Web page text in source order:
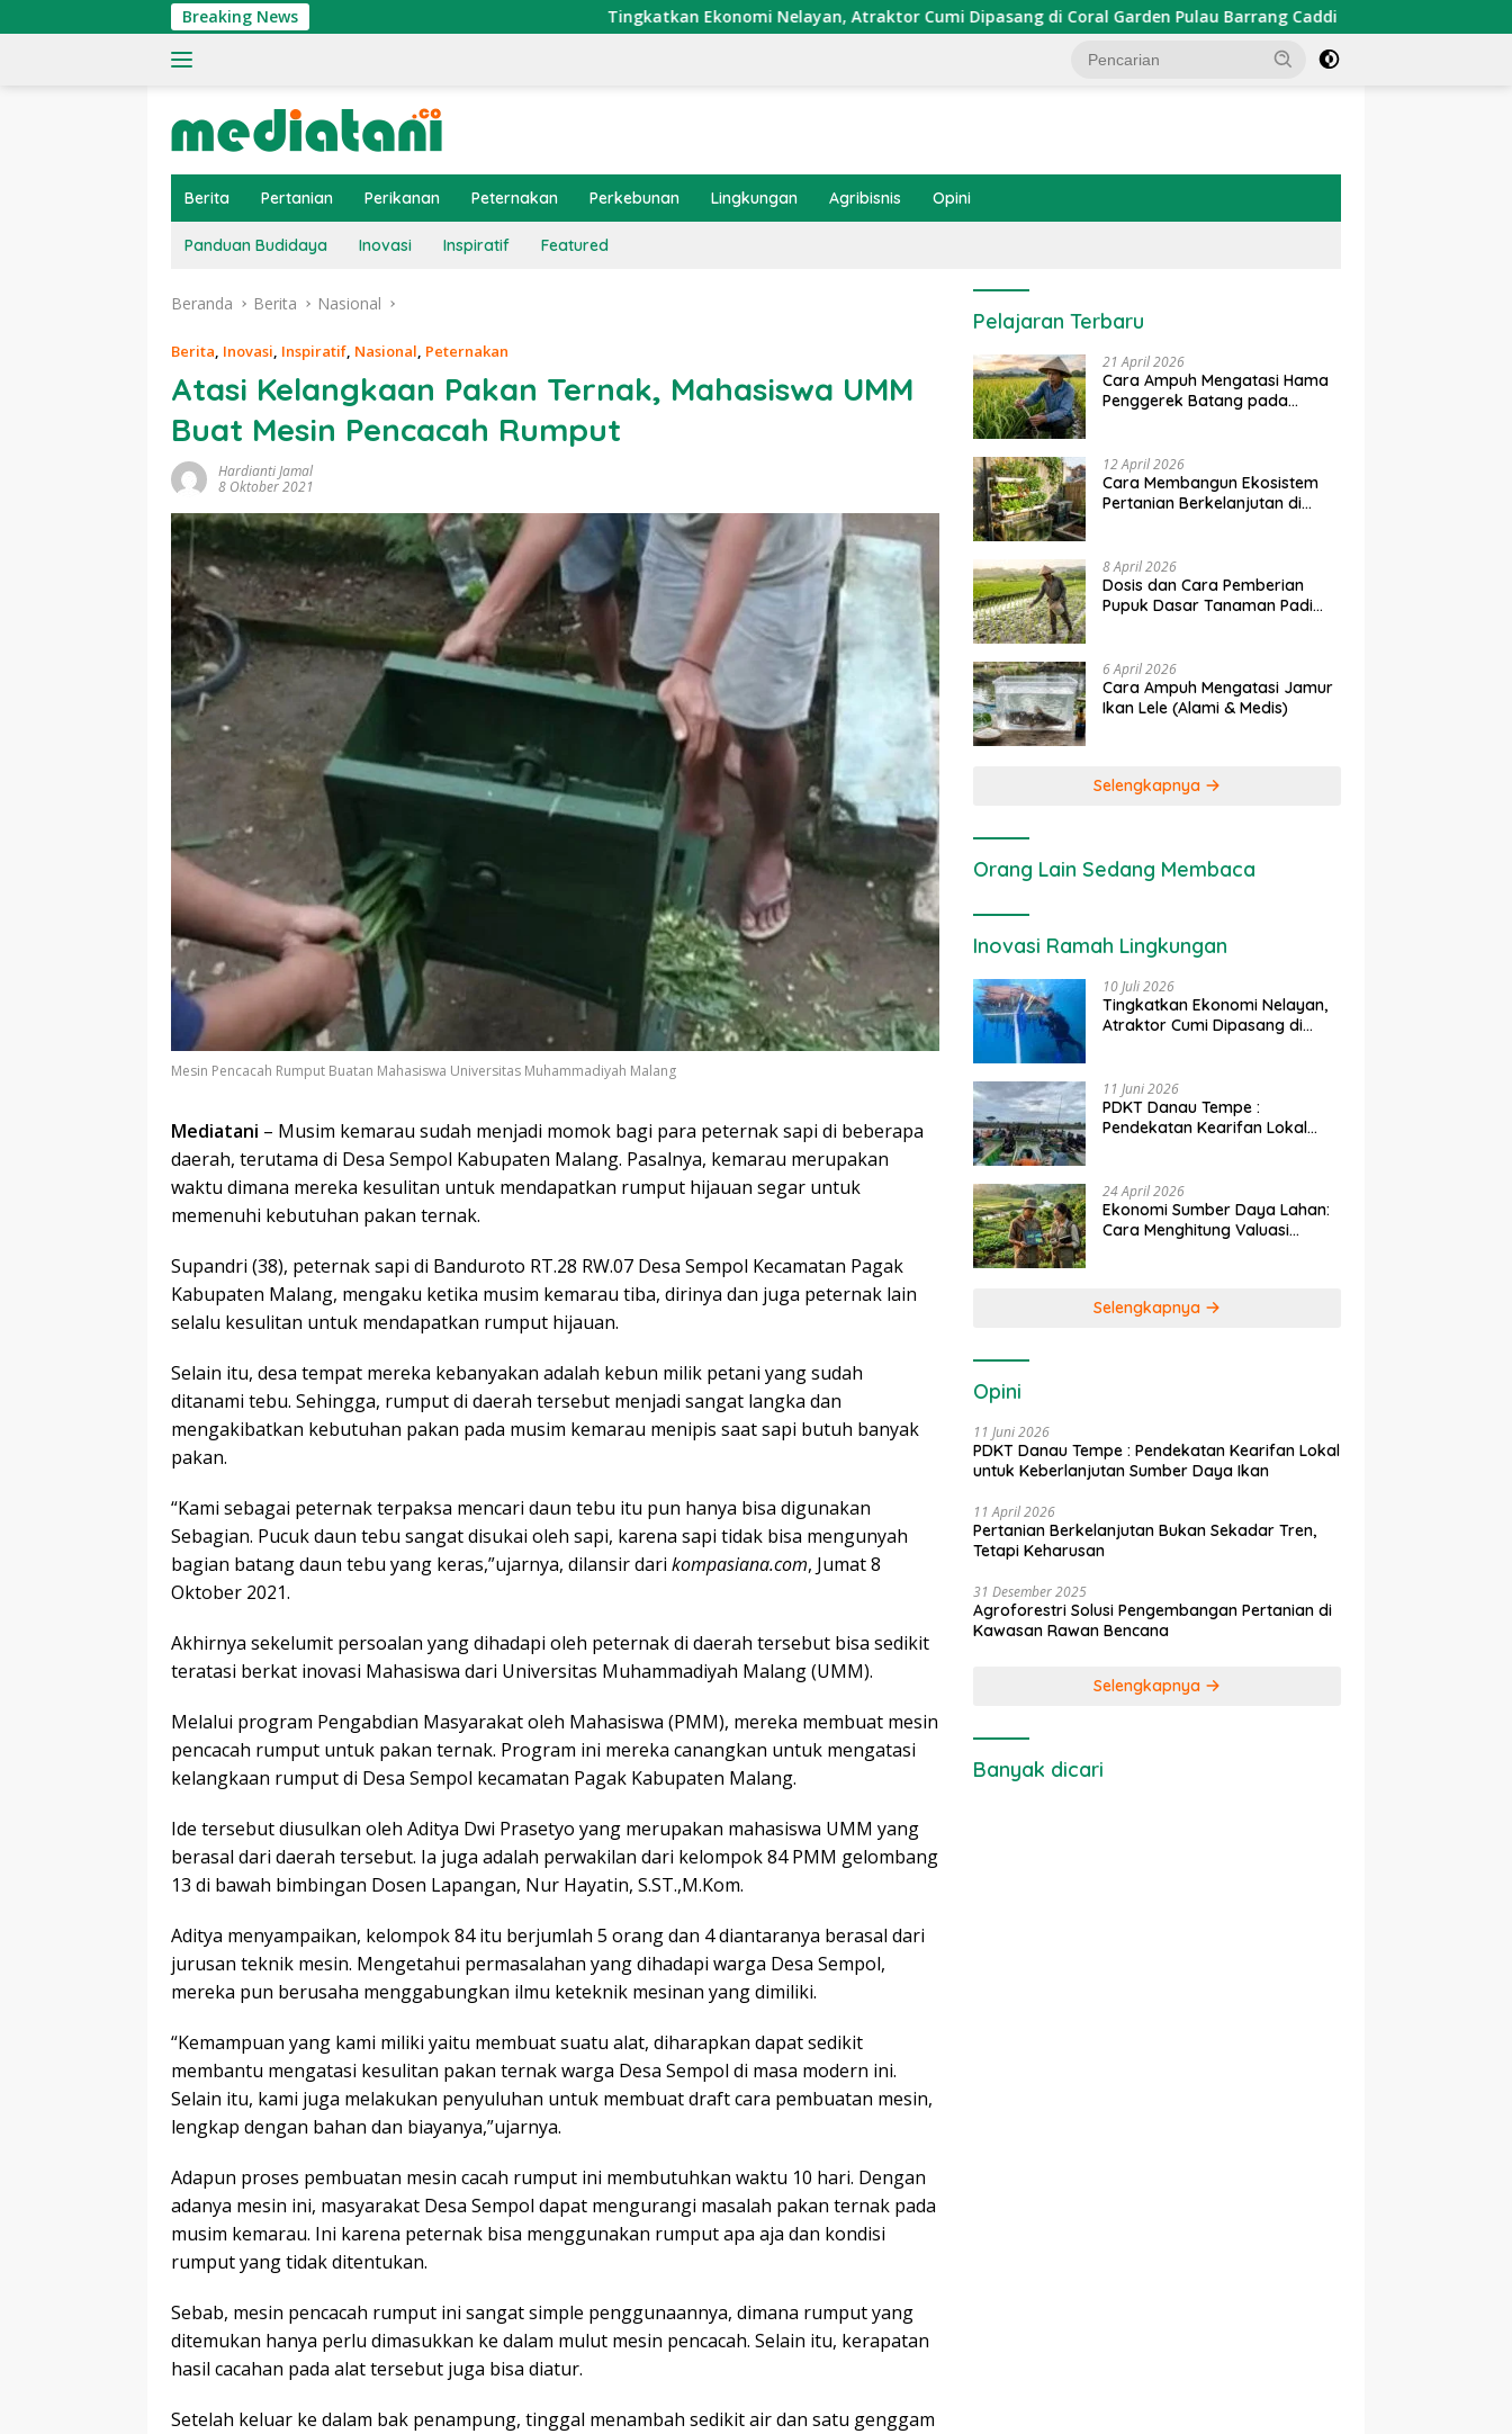
ke
Breaking News Tingkatkan Ekonomi Nelayan, Atraktor Cumi Dipasang di Coral Garden Pulau Barrang Caddi PDKT Danau Tempe :
Berita Pertanian Perikanan Peternakan Perkebunan Lingkungan Agribisnis Opini
Panduan Budidaya Inovasi Inspiratif Featured
Beranda Berita Nasional
Berita, Inovasi, Inspiratif, Nasional, Peternakan
Atasi Kelangkaan Pakan Ternak, Mahasiswa UMM
Buat Mesin Pencacah Rumput
Hardianti Jamal
8 Oktober 2021
Mesin Pencacah Rumput Buatan Mahasiswa Universitas Muhammadiyah Malang
Mediatani – Musim kemarau sudah menjadi momok bagi para peternak sapi di beberapa
daerah, terutama di Desa Sempol Kabupaten Malang. Pasalnya, kemarau merupakan
waktu dimana mereka kesulitan untuk mendapatkan rumput hijauan segar untuk
memenuhi kebutuhan pakan ternak.
Supandri (38), peternak sapi di Banduroto RT.28 RW.07 Desa Sempol Kecamatan Pagak
Kabupaten Malang, mengaku ketika musim kemarau tiba, dirinya dan juga peternak lain
selalu kesulitan untuk mendapatkan rumput hijauan.
Selain itu, desa tempat mereka kebanyakan adalah kebun milik petani yang sudah
ditanami tebu. Sehingga, rumput di daerah tersebut menjadi sangat langka dan
mengakibatkan kebutuhan pakan pada musim kemarau menipis saat sapi butuh banyak
pakan.
“Kami sebagai peternak terpaksa mencari daun tebu itu pun hanya bisa digunakan
Sebagian. Pucuk daun tebu sangat disukai oleh sapi, karena sapi tidak bisa mengunyah
bagian batang daun tebu yang keras,”ujarnya, dilansir dari kompasiana.com, Jumat 8
Oktober 2021.
Akhirnya sekelumit persoalan yang dihadapi oleh peternak di daerah tersebut bisa sedikit
teratasi berkat inovasi Mahasiswa dari Universitas Muhammadiyah Malang (UMM).
Melalui program Pengabdian Masyarakat oleh Mahasiswa (PMM), mereka membuat mesin
pencacah rumput untuk pakan ternak. Program ini mereka canangkan untuk mengatasi
kelangkaan rumput di Desa Sempol kecamatan Pagak Kabupaten Malang.
Ide tersebut diusulkan oleh Aditya Dwi Prasetyo yang merupakan mahasiswa UMM yang
berasal dari daerah tersebut. Ia juga adalah perwakilan dari kelompok 84 PMM gelombang
13 di bawah bimbingan Dosen Lapangan, Nur Hayatin, S.ST.,M.Kom.
Aditya menyampaikan, kelompok 84 itu berjumlah 5 orang dan 4 diantaranya berasal dari
jurusan teknik mesin. Mengetahui permasalahan yang dihadapi warga Desa Sempol,
mereka pun berusaha menggabungkan ilmu keteknik mesinan yang dimiliki.
“Kemampuan yang kami miliki yaitu membuat suatu alat, diharapkan dapat sedikit
membantu mengatasi kesulitan pakan ternak warga Desa Sempol di masa modern ini.
Selain itu, kami juga melakukan penyuluhan untuk membuat draft cara pembuatan mesin,
lengkap dengan bahan dan biayanya,”ujarnya.
Adapun proses pembuatan mesin cacah rumput ini membutuhkan waktu 10 hari. Dengan
adanya mesin ini, masyarakat Desa Sempol dapat mengurangi masalah pakan ternak pada
musim kemarau. Ini karena peternak bisa menggunakan rumput apa aja dan kondisi
rumput yang tidak ditentukan.
Sebab, mesin pencacah rumput ini sangat simple penggunaannya, dimana rumput yang
ditemukan hanya perlu dimasukkan ke dalam mulut mesin pencacah. Selain itu, kerapatan
hasil cacahan pada alat tersebut juga bisa diatur.
Setelah keluar ke dalam bak penampung, tinggal menambah sedikit air dan satu genggam
Pelajaran Terbaru
21 April 2026
Cara Ampuh Mengatasi Hama
Penggerek Batang pada
12 April 2026
Cara Membangun Ekosistem
Pertanian Berkelanjutan di
8 April 2026
Dosis dan Cara Pemberian
Pupuk Dasar Tanaman Padi
6 April 2026
Cara Ampuh Mengatasi Jamur
Ikan Lele (Alami & Medis)
Selengkapnya
Orang Lain Sedang Membaca
Inovasi Ramah Lingkungan
10 Juli 2026
Tingkatkan Ekonomi Nelayan,
Atraktor Cumi Dipasang di
11 Juni 2026
PDKT Danau Tempe :
Pendekatan Kearifan Lokal
24 April 2026
Ekonomi Sumber Daya Lahan:
Cara Menghitung Valuasi
Selengkapnya
Opini
11 Juni 2026
PDKT Danau Tempe : Pendekatan Kearifan Lokal
untuk Keberlanjutan Sumber Daya Ikan
11 April 2026
Pertanian Berkelanjutan Bukan Sekadar Tren,
Tetapi Keharusan
31 Desember 2025
Agroforestri Solusi Pengembangan Pertanian di
Kawasan Rawan Bencana
Selengkapnya
Banyak dicari